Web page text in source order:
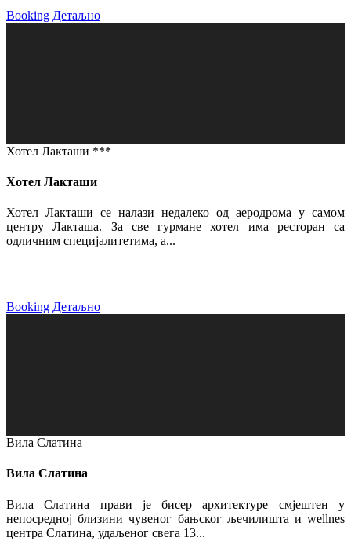
Booking Детаљно
Хотел Лакташи ***
Хотел Лакташи
Хотел Лакташи се налази недалеко од аеродрома у самом
центру Лакташа. За све гурмане хотел има ресторан са
одличним специјалитетима, а...
Booking Детаљно
Вила Слатина
Вила Слатина
Вила Слатина прави је бисер архитектуре смјештен у
непосредној близини чувеног бањског љечилишта и wellnes
центра Слатина, удаљеног свега 13...